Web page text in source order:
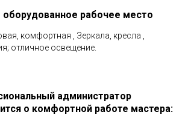
оборудованное рабочее место
комфортная , Зеркала, кресла ,
отличное освещение.
администратор
о комфортной работе мастера: